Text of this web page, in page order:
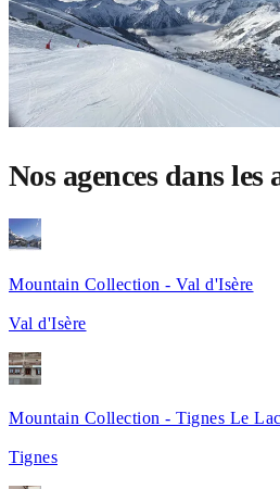
Nos agences dans les
Mountain Collection - Val d'Isère
Val d'Isère
Mountain Collection - Tignes Le Lac
Tignes